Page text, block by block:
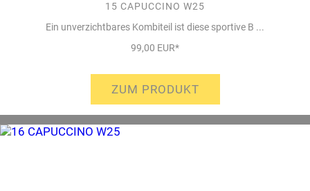
15 CAPUCCINO W25
Ein unverzichtbares Kombiteil ist diese sportive B ...
99,00 EUR*
ZUM PRODUKT